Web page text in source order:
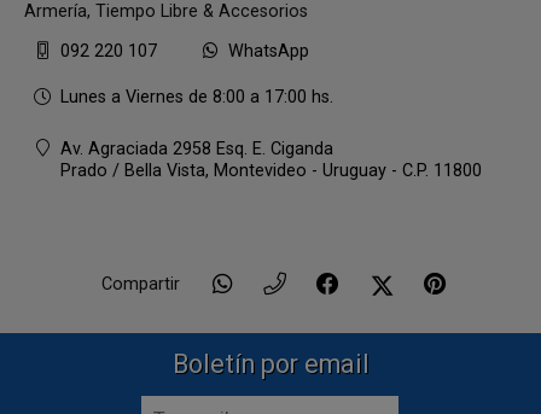
Armería, Tiempo Libre & Accesorios
092 220 107
WhatsApp
Lunes a Viernes de 8:00 a 17:00 hs.
Av. Agraciada 2958 Esq. E. Ciganda
Prado / Bella Vista, Montevideo - Uruguay - C.P. 11800
Compartir
Boletín por email